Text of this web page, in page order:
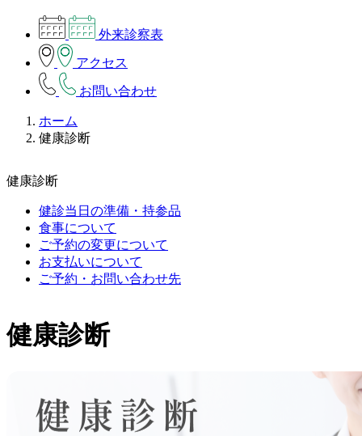
外来診察表
アクセス
お問い合わせ
ホーム
健康診断
健康診断
健診当日の準備・持参品
食事について
ご予約の変更について
お支払いについて
ご予約・お問い合わせ先
健康診断